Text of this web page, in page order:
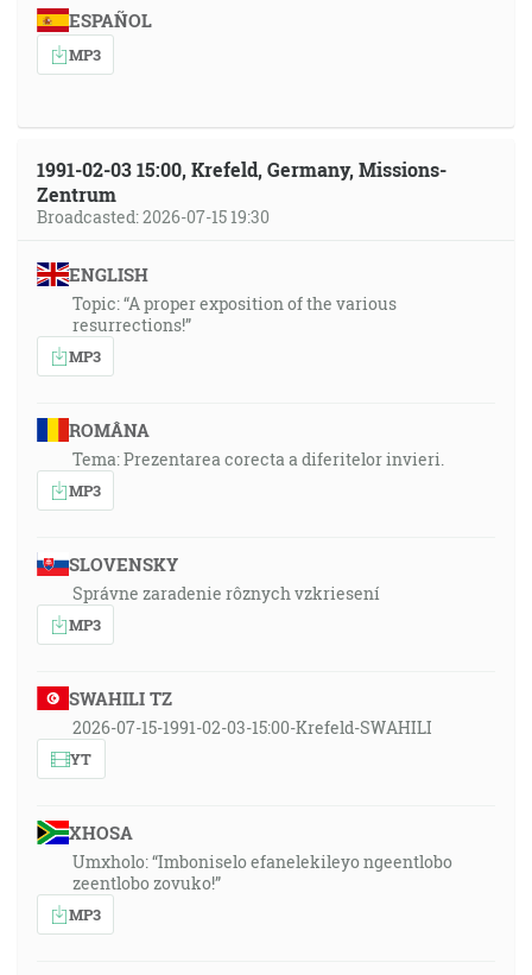
ESPAÑOL
MP3
1991-02-03 15:00, Krefeld, Germany, Missions-
Zentrum
Broadcasted: 2026-07-15 19:30
ENGLISH
Topic: “A proper exposition of the various
resurrections!”
MP3
ROMÂNA
Tema: Prezentarea corecta a diferitelor invieri.
MP3
SLOVENSKY
Správne zaradenie rôznych vzkriesení
MP3
SWAHILI TZ
2026-07-15-1991-02-03-15:00-Krefeld-SWAHILI
YT
XHOSA
Umxholo: “Imboniselo efanelekileyo ngeentlobo
zeentlobo zovuko!”
MP3